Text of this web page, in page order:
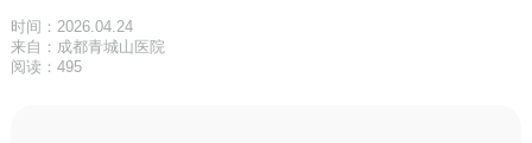
时间：2026.04.24
来自：成都青城山医院
阅读：495